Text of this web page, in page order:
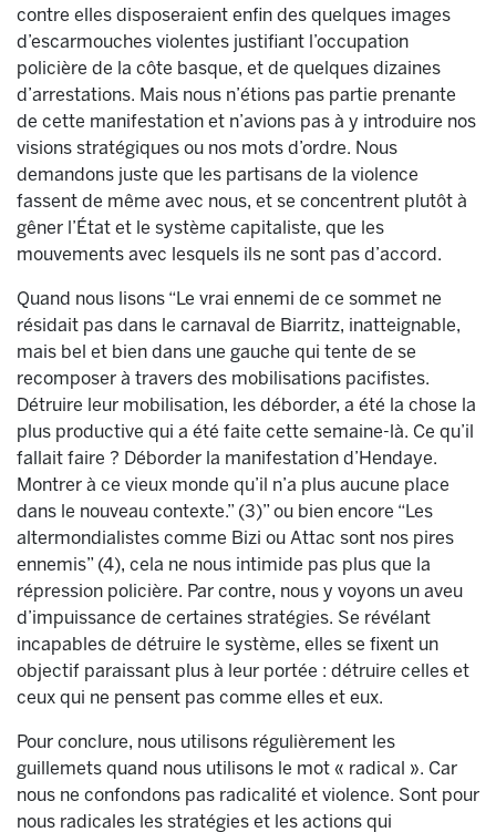
contre elles disposeraient enfin des quelques images
d’escarmouches violentes justifiant l’occupation
policière de la côte basque, et de quelques dizaines
d’arrestations. Mais nous n’étions pas partie prenante
de cette manifestation et n’avions pas à y introduire nos
visions stratégiques ou nos mots d’ordre. Nous
demandons juste que les partisans de la violence
fassent de même avec nous, et se concentrent plutôt à
gêner l’État et le système capitaliste, que les
mouvements avec lesquels ils ne sont pas d’accord.
Quand nous lisons “Le vrai ennemi de ce sommet ne
résidait pas dans le carnaval de Biarritz, inatteignable,
mais bel et bien dans une gauche qui tente de se
recomposer à travers des mobilisations pacifistes.
Détruire leur mobilisation, les déborder, a été la chose la
plus productive qui a été faite cette semaine-là. Ce qu’il
fallait faire ? Déborder la manifestation d’Hendaye.
Montrer à ce vieux monde qu’il n’a plus aucune place
dans le nouveau contexte.” (3)” ou bien encore “Les
altermondialistes comme Bizi ou Attac sont nos pires
ennemis” (4), cela ne nous intimide pas plus que la
répression policière. Par contre, nous y voyons un aveu
d’impuissance de certaines stratégies. Se révélant
incapables de détruire le système, elles se fixent un
objectif paraissant plus à leur portée : détruire celles et
ceux qui ne pensent pas comme elles et eux.
Pour conclure, nous utilisons régulièrement les
guillemets quand nous utilisons le mot « radical ». Car
nous ne confondons pas radicalité et violence. Sont pour
nous radicales les stratégies et les actions qui